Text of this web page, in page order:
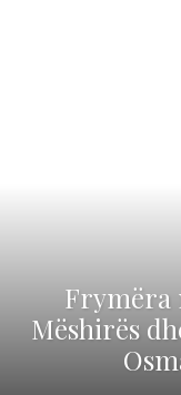
Frymëra
Mëshirës